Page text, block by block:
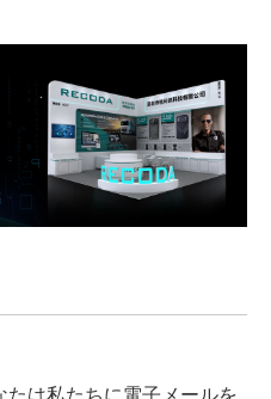
は私たちに電子メールを